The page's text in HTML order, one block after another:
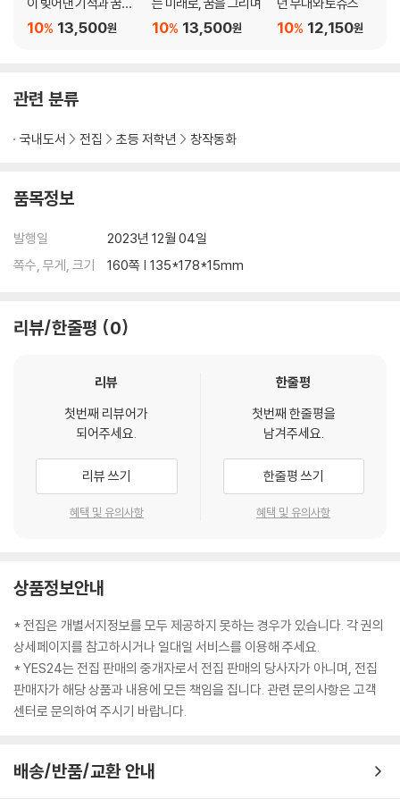
조각 13,500원
10% 13,500원
10% 12,150원
10%
관련 분류
국내도서 전집 초등 저학년 창작동화
품목정보
발행일
2023년 12월 04일
쪽수, 무게, 크기
160쪽 | 135*178*15mm
리뷰/한줄평 0
리뷰
첫번째 리뷰어가
되어주세요.
리뷰 쓰기
혜택 및 유의사항
한줄평
첫번째 한줄평을
남겨주세요.
한줄평 쓰기
혜택 및 유의사항
상품정보안내
* 전집은 개별서지정보를 모두 제공하지 못하는 경우가 있습니다. 각 권의
상세페이지를 참고하시거나 일대일 서비스를 이용해 주세요.
* YES24는 전집 판매의 중개자로서 전집 판매의 당사자가 아니며, 전집
판매자가 해당 상품과 내용에 모든 책임을 집니다. 관련 문의사항은 고객
센터로 문의하여 주시기 바랍니다.
배송/반품/교환 안내